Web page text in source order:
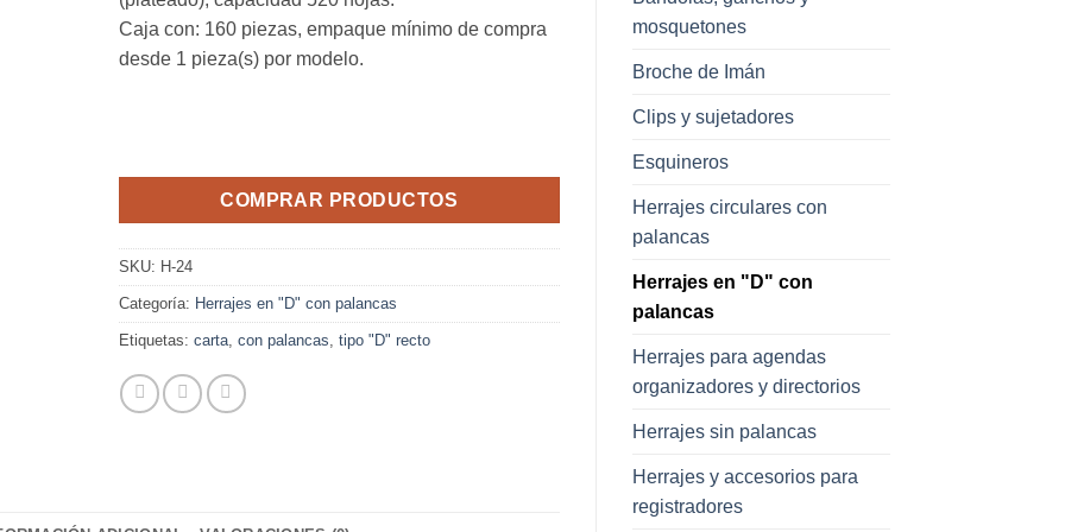
mosquetones
Broche de Imán
Clips y sujetadores
Esquineros
Herrajes circulares con
palancas
Herrajes en "D" con
palancas
Herrajes para agendas
organizadores y directorios
Herrajes sin palancas
Herrajes y accesorios para
registradores
Caja con: 160 piezas, empaque mínimo de compra
desde 1 pieza(s) por modelo.
COMPRAR PRODUCTOS
SKU: H-24
Categoría: Herrajes en "D" con palancas
Etiquetas: carta, con palancas tipo "D" recto